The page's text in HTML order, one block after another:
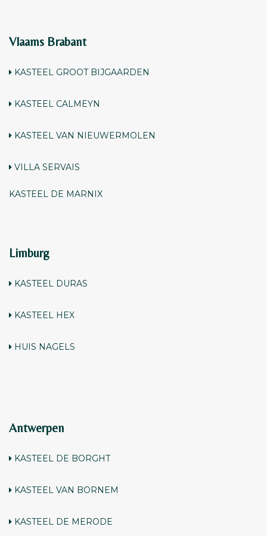
Vlaams Brabant
KASTEEL GROOT BIJGAARDEN
KASTEEL CALMEYN
KASTEEL VAN NIEUWERMOLEN
VILLA SERVAIS
KASTEEL DE MARNIX
Limburg
KASTEEL DURAS
KASTEEL HEX
HUIS NAGELS
Antwerpen
KASTEEL DE BORGHT
KASTEEL VAN BORNEM
KASTEEL DE MERODE